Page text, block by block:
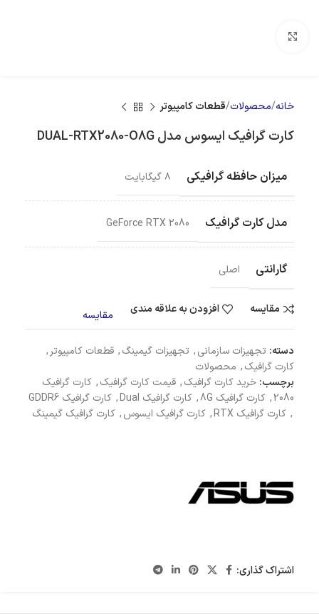
خانه محصولات قطعات کامپیوتر
کارت گرافیک ایسوس مدل DUAL-RTX2080-O8G
میزان حافظه گرافیکی ۸ گیگابایت
مدل کارت گرافیک GeForce RTX 2080
گارانتی اصلی
مقایسه افزودن به علاقه مندی مقایسه
دسته: تجهیزات سازمانی, تجهیزات گیمینگ, قطعات کامپیوتر ,
کارت گرافیک, محصولات
برچسب: خرید کارت گرافیک, قیمت کارت گرافیک, کارت گرافیک
2080
, کارت گرافیک 8G , کارت گرافیک Dual , کارت گرافیک GDDR6
, کارت گرافیک RTX , کارت گرافیک ایسوس, کارت گرافیک گیمینگ
اشتراک گذاری: